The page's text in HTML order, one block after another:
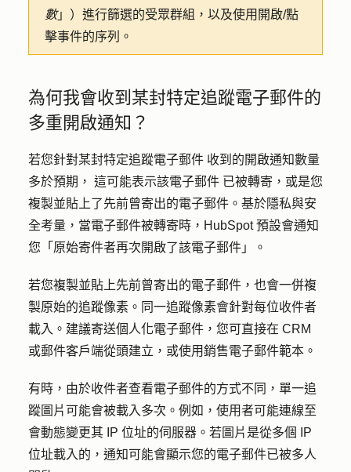
數」）進行篩選的受眾群組，以及使用開啟/點
擊事件的序列。
為何我會收到某封特定追蹤電子郵件的
多重開啟通知？
若您針對某封特定追蹤電子郵件 收到的開啟通知數量
多於預期， 這可能表示該電子郵件 已被轉寄，或是您
複製並貼上了先前曾寄出的電子郵件。基於隱私與安
全考量，當電子郵件被轉寄時，HubSpot 預設會通知
您「原始寄件者再次開啟了該電子郵件」。
若您複製並貼上先前曾寄出的電子郵件，也會一併複
製原始的追蹤像素。同一追蹤像素會針對每位收件者
載入。 建議寄送個人化電子郵件，您可直接在 CRM
或郵件客戶端從頭建立，或使用銷售電子郵件範本 。
有時，由於收件者查看電子郵件的方式不同，單一追
蹤圖片可能會被載入多次。例如，使用者可能連線至
會動態變更其 IP 位址的伺服器。若圖片是從多個 IP
位址載入的，通知可能會顯示您的電子郵件已被多人